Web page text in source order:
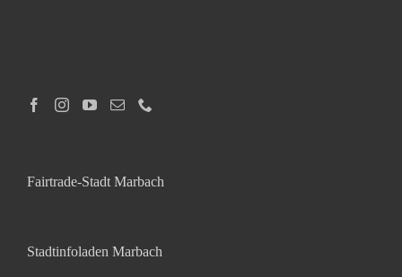
Fairtrade-Stadt Marbach
Stadtinfoladen Marbach